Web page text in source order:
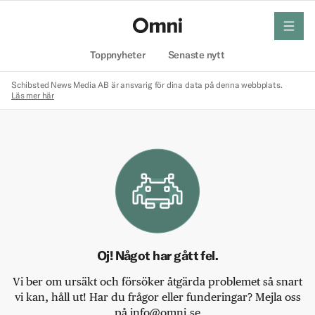
Toppnyheter Senaste nytt
meny
Schibsted News Media AB är ansvarig för dina data på denna webbplats.
Läs mer här
Oj! Något har gått fel.
Vi ber om ursäkt och försöker åtgärda problemet så snart
vi kan, håll ut! Har du frågor eller funderingar? Mejla oss